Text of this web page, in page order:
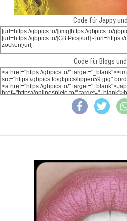
Code für Jappy und
Code für Blogs und